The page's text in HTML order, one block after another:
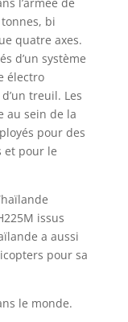
bi
quatre axes.
d’un système
électro
treuil. Les
au sein de la
pour des
et pour le
issus
a aussi
pour sa
le monde.